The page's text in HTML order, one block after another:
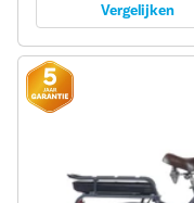
Vergelijken